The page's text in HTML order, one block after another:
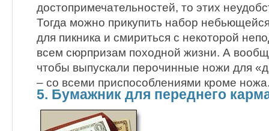
достопримечательностей, то этих
Тогда можно прикупить набор
для пикника и смириться с некоторой
всем сюрпризам походной жизни. А
чтобы выпускали перочинные ножи для
– со всеми приспособлениями кроме
5. Бумажник для переднего